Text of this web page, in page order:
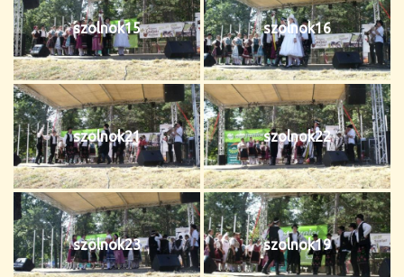
szolnok15 szolnok16
szolnok21 szolnok22
szolnok23 szolnok19